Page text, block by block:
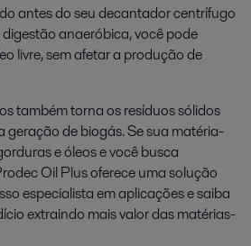
antes do seu decantador centrífugo
anaeróbica, você pode
livre, sem afetar a produção de
também torna os resíduos sólidos
geração de biogás. Se sua matéria-
e óleos e você busca
Oil Plus oferece uma solução
especialista em aplicações e saiba
extraindo mais valor das matérias-